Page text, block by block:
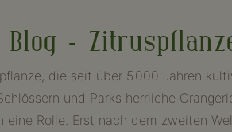
Blog –
die seit über 5.000 Jahren
und Parks herrliche
eine Rolle. Erst nach dem zweiten